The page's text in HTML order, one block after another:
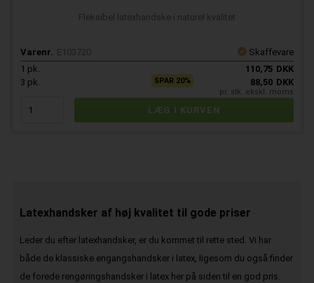
Fleksibel latexhandske i naturel kvalitet
Varenr. E103720
Skaffevare
1 pk. 110,75 DKK
3 pk. SPAR 20% 88,50 DKK
pr. stk. ekskl. moms
Latexhandsker af høj kvalitet til gode priser
Leder du efter latexhandsker, er du kommet til rette sted. Vi har
både de klassiske engangshandsker i latex, ligesom du også finder
de forede rengøringshandsker i latex her på siden til en god pris.